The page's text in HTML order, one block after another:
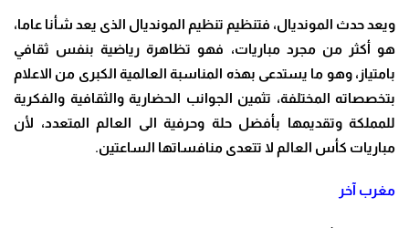
ويعد حدث المونديال، فتنظيم تنظيم المونديال الذى يعد شأنا عاما،
هو أكثر من مجرد مباريات، فهو تظاهرة رياضية بنفس ثقافي
بامتياز، وهو ما يستدعى بهذه المناسبة العالمية الكبرى من الاعلام
بتخصصاته المختلفة، تثمين الجوانب الحضارية والثقافية والفكرية
للمملكة وتقديمها بأفضل حلة وحرفية الى العالم المتعدد، لأن
مباريات كأس العالم لا تتعدى منافساتها الساعتين.
مغرب آخر